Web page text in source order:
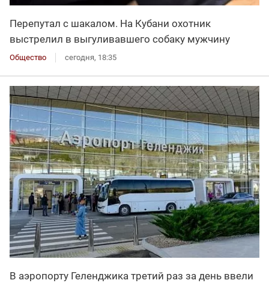
Перепутал с шакалом. На Кубани охотник
выстрелил в выгуливавшего собаку мужчину
Общество сегодня, 18:35
В аэропорту Геленджика третий раз за день ввели